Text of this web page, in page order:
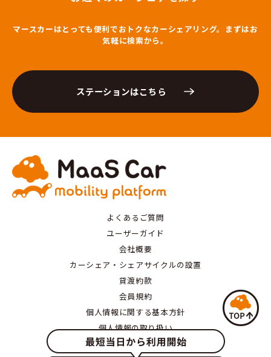
マースカーはとっても便利でおトクなカーシェアリング。まずはお
気軽に検索から。
ステーションはこちら
よくあるご質問
ユーザーガイド
会社概要
カーシェア・シェアサイクルの設置
貸渡約款
会員規約
個人情報に関する基本方針
個人情報の取り扱い
特定商取引にもとづく表記